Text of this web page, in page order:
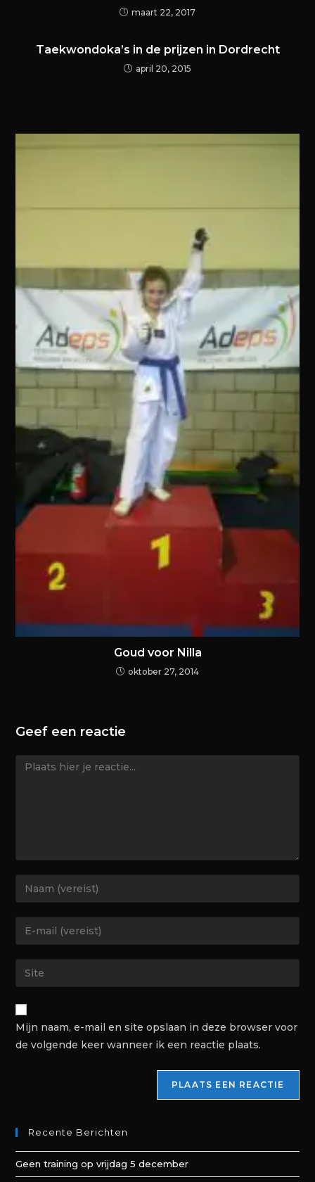
maart 22, 2017
Taekwondoka’s in de prijzen in Dordrecht
april 20, 2015
Goud voor Nilla
oktober 27, 2014
Geef een reactie
Mijn naam, e-mail en site opslaan in deze browser voor
de volgende keer wanneer ik een reactie plaats.
Recente Berichten
Geen training op vrijdag 5 december